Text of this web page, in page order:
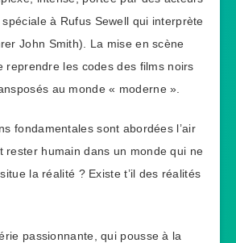
à Rufus Sewell qui interprète
John Smith). La mise en scène
reprendre les codes des films noirs
au monde « moderne ».
fondamentales sont abordées l’air
rester humain dans un monde qui ne
la réalité ? Existe t’il des réalités
passionnante, qui pousse à la